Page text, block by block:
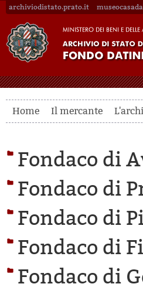
archiviodistato.prato.it
Home Il mercante
Fondaco di
Fondaco di
Fondaco di
Fondaco di
Fondaco di